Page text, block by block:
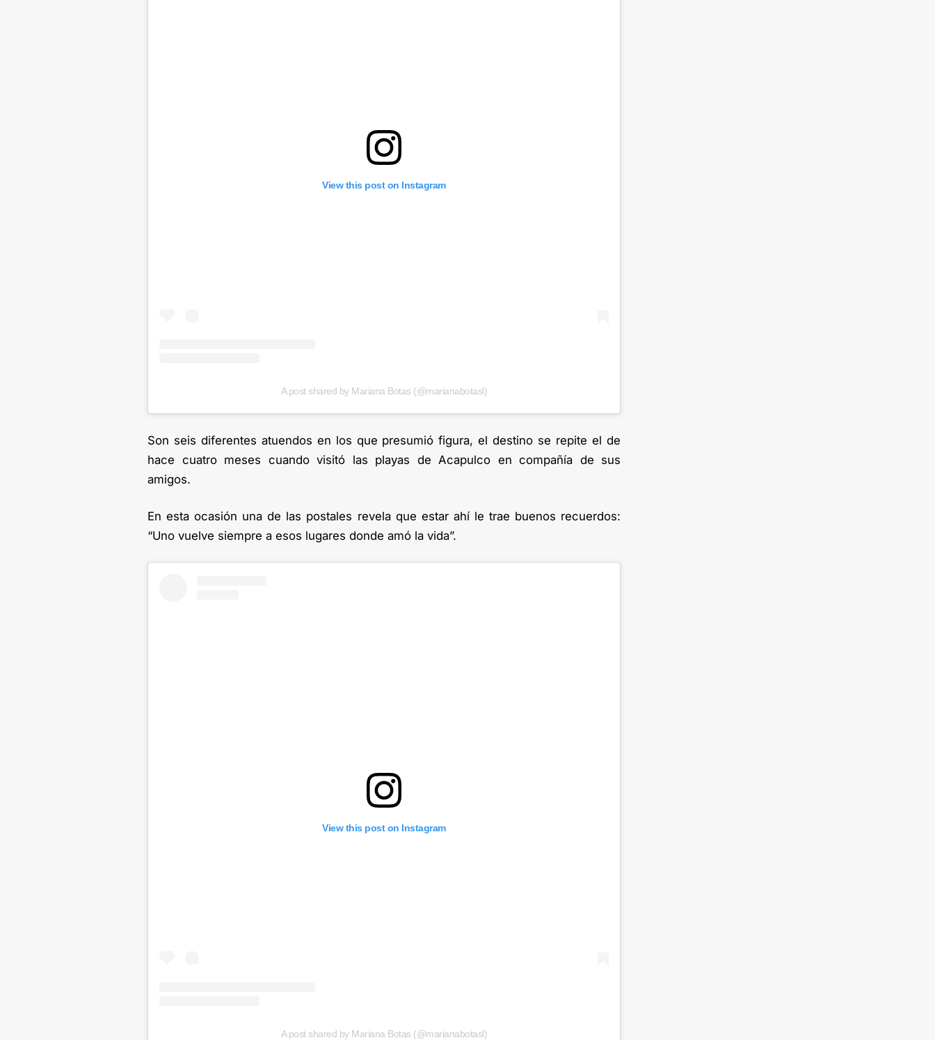
View this post on Instagram
A post shared by Mariana Botas (@marianabotasl)
Son seis diferentes atuendos en los que presumió figura, el destino se repite el de
hace cuatro meses cuando visitó las playas de Acapulco en compañía de sus
amigos.
En esta ocasión una de las postales revela que estar ahí le trae buenos recuerdos:
“Uno vuelve siempre a esos lugares donde amó la vida”.
View this post on Instagram
A post shared by Mariana Botas (@marianabotasl)